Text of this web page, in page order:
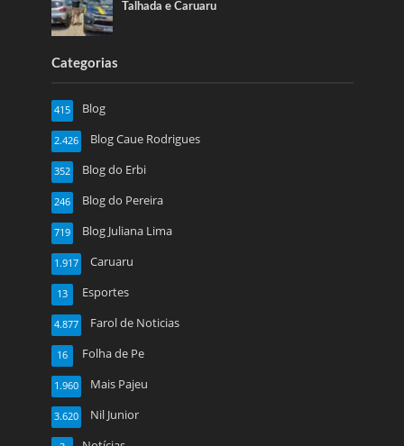
Talhada e Caruaru
Categorias
Blog
415
Blog Caue Rodrigues
2.426
Blog do Erbi
352
Blog do Pereira
246
Blog Juliana Lima
719
Caruaru
1.917
Esportes
13
Farol de Noticias
4.877
Folha de Pe
16
Mais Pajeu
1.960
Nil Junior
3.620